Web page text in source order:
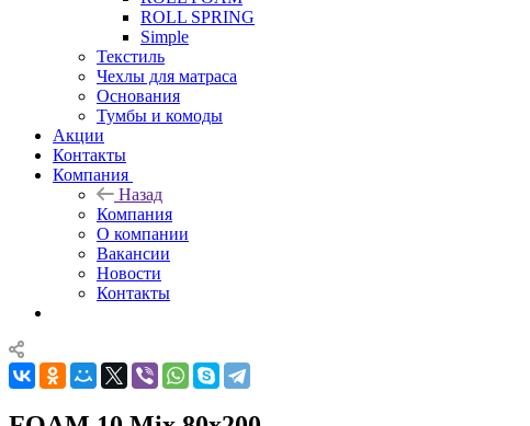
ROLL SPRING
Simple
Текстиль
Чехлы для матраса
Основания
Тумбы и комоды
Акции
Контакты
Компания
Назад
Компания
О компании
Вакансии
Новости
Контакты